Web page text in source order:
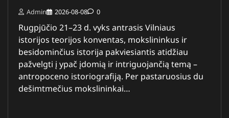
Admin 2026-08-08 0
Rugpjūčio 21–23 d. vyks antrasis Vilniaus
istorijos teorijos konventas, mokslininkus ir
besidominčius istorija pakviesiantis atidžiau
pažvelgti į ypač įdomią ir intriguojančią temą –
antropoceno istoriografiją. Per pastaruosius du
dešimtmečius mokslininkai…